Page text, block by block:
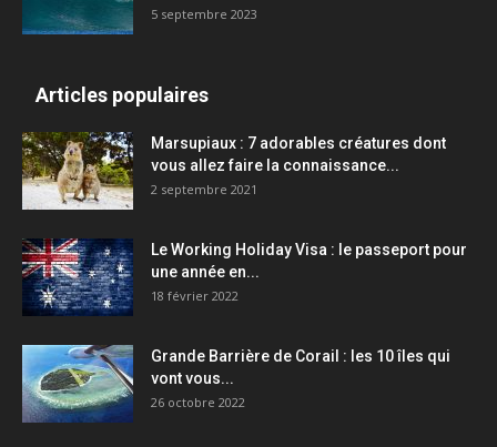
5 septembre 2023
Articles populaires
Marsupiaux : 7 adorables créatures dont
vous allez faire la connaissance...
2 septembre 2021
Le Working Holiday Visa : le passeport pour
une année en...
18 février 2022
Grande Barrière de Corail : les 10 îles qui
vont vous...
26 octobre 2022